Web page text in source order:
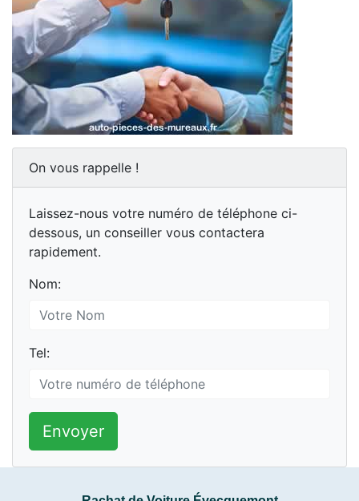
On vous rappelle !
Laissez-nous votre numéro de téléphone ci-
dessous, un conseiller vous contactera
rapidement.
Nom:
Tel:
Envoyer